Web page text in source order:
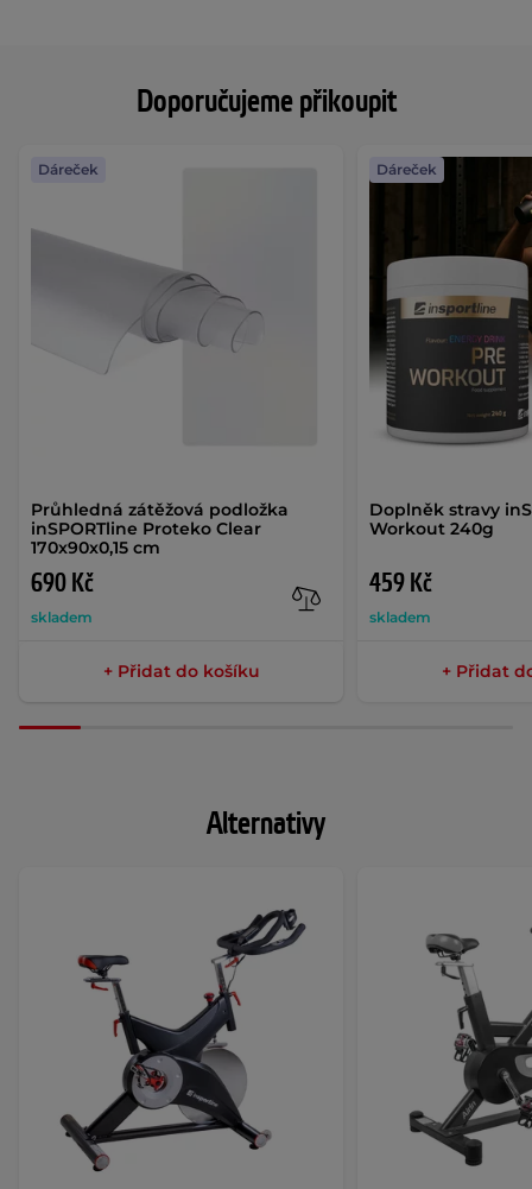
Doporučujeme přikoupit
Průhledná zátěžová podložka
inSPORTline Proteko Clear
170x90x0,15 cm
690 Kč
skladem
Dáreček
+ Přidat do košíku
Doplněk stravy
Workout 240g
459 Kč
skladem
Dáreček
+ Přidat
Alternativy